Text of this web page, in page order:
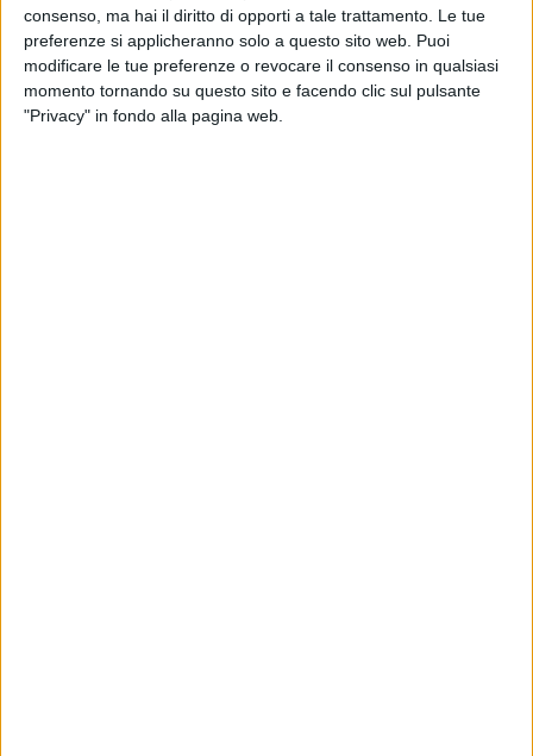
consenso, ma hai il diritto di opporti a tale trattamento. Le tue
preferenze si applicheranno solo a questo sito web. Puoi
modificare le tue preferenze o revocare il consenso in qualsiasi
momento tornando su questo sito e facendo clic sul pulsante
"Privacy" in fondo alla pagina web.
2025, prov/zona Foggia #INGV_41936452
— INGVterremoti (@INGVterremoti)
March 14,